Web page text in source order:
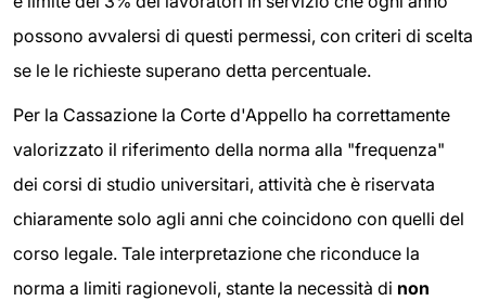
possono avvalersi di questi permessi, con criteri di scelta
se le le richieste superano detta percentuale.
Per la Cassazione la Corte d'Appello ha correttamente
valorizzato il riferimento della norma alla "frequenza"
dei corsi di studio universitari, attività che è riservata
chiaramente solo agli anni che coincidono con quelli del
corso legale. Tale interpretazione che riconduce la
norma a limiti ragionevoli, stante la necessità di non